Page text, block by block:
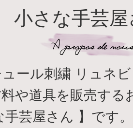
小さな手芸
ール刺繍 リュネビ
や道具を販売する
手芸屋さん 】です。